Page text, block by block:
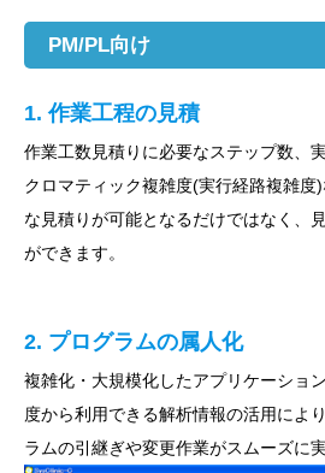
PM/PL向け
1. 作業工程の見積
作業工数見積りに必要なステップ数、
クロマティック複雑度(実行経路複雑度
な見積りが可能となるだけではなく、
ができます。
2. プログラムの属人化
複雑化・大規模化したアプリケーショ
度から利用できる解析情報の活用によ
ラムの引継ぎや変更作業がスムーズに